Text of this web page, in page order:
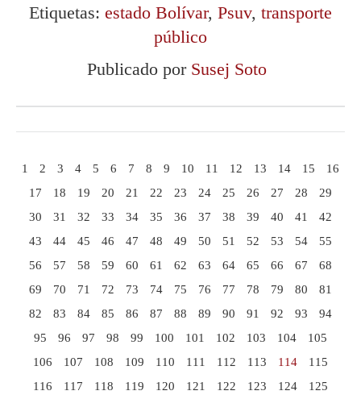
Etiquetas: estado Bolívar, Psuv, transporte
público
Publicado por Susej Soto
1 2 3 4 5 6 7 8 9 10 11 12 13 14 15
16
17
18 19 20 21 22 23 24 25 26 27 28
29
30
31 32 33 34 35 36 37 38 39 40 41
42
43
44 45 46 47 48 49 50 51 52 53 54
55
56
57 58 59 60 61 62 63 64 65 66 67
68
69
70 71 72 73 74 75 76 77 78 79 80
81
82
83 84 85 86 87 88 89 90 91 92 93
94
95
96 97 98 99 100 101 102 103 104
105
106
107 108 109 110 111 112 113 114
115
116
117 118 119 120 121 122 123 124
125